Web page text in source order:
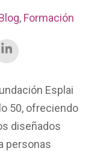
, Formación
Esplai
50, ofreciendo
diseñados
personas